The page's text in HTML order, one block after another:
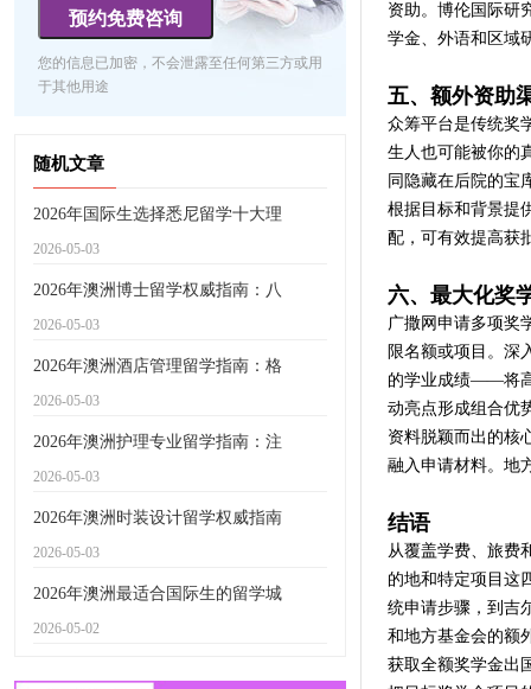
预约免费咨询
您的信息已加密，不会泄露至任何第三方或用
于其他用途
随机文章
2026年国际生选择悉尼留学十大理
2026-05-03
2026年澳洲博士留学权威指南：八
2026-05-03
2026年澳洲酒店管理留学指南：格
2026-05-03
2026年澳洲护理专业留学指南：注
2026-05-03
2026年澳洲时装设计留学权威指南
2026-05-03
2026年澳洲最适合国际生的留学城
2026-05-02
资助。博伦国际研
学金、外语和区域
五、额外资助
众筹平台是传统奖
生人也可能被你的
同隐藏在后院的宝
根据目标和背景提
配，可有效提高获
六、最大化奖
广撒网申请多项奖
限名额或项目。深
的学业成绩——将
动亮点形成组合优
资料脱颖而出的核
融入申请材料。地
结语
从覆盖学费、旅费
的地和特定项目这
统申请步骤，到吉
和地方基金会的额
获取全额奖学金出